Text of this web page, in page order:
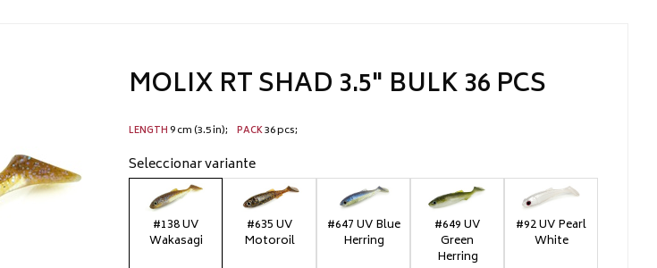
MOLIX RT SHAD 3.5" BULK 36 PCS
LENGTH9 cm (3.5 in) PACK36 pcs
Seleccionar variante
#138 UV
Wakasagi
#635 UV
Motoroil
#647 UV Blue
Herring
#649 UV
Green
Herring
#92 UV Pearl
White